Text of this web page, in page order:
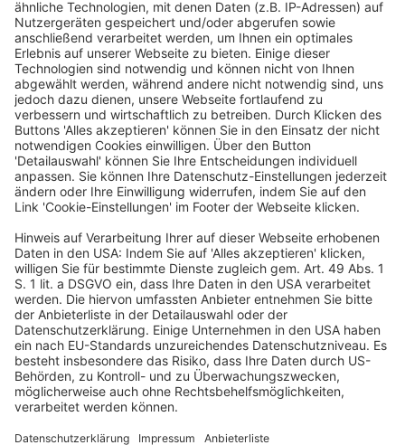
hat das “Europäische Paket zur
technologischen Souveränität”
vorgestellt (PM Europäische
Kommission – Vertretung in
Deutschland vom 3.6.2026). Es
umfasst zwei Legislativvorschläge – den “Chips Act 2.0”
und das Gesetz zur Entwicklung von Cloud und KI
(Cloud and AI Development Act). Außerdem legte die
EU-Kommission eine Open-Source-Strategie und
einen strategischen Fahrplan für Digitalisierung und KI
im Energiesektor vor. …
Im Blickpunkt
Veröffentlicht am4. Juni 2026von
_red
Im Rahmen der neuen
Richtlinie (RL (EU) 2026/1021)
zur Korruptionsbekämpfung
treten EU-weit einheitlichere
Vorschriften zur
Korruptionsbekämpfung in